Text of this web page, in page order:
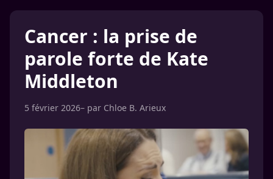
Cancer : la prise de
parole forte de Kate
Middleton
5 février 2026– par Chloe B. Arieux